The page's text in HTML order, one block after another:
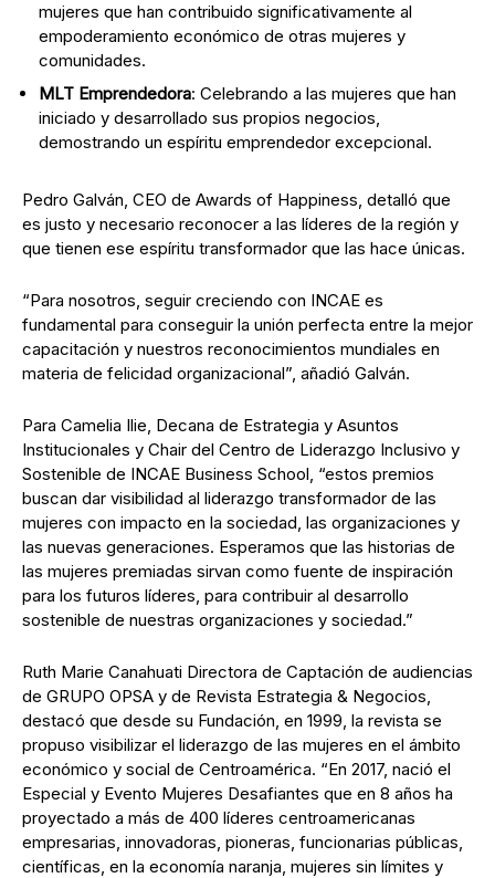
mujeres que han contribuido significativamente al
empoderamiento económico de otras mujeres y
comunidades.
MLT Emprendedora: Celebrando a las mujeres que han
iniciado y desarrollado sus propios negocios,
demostrando un espíritu emprendedor excepcional.
Pedro Galván, CEO de Awards of Happiness, detalló que
es justo y necesario reconocer a las líderes de la región y
que tienen ese espíritu transformador que las hace únicas.
“Para nosotros, seguir creciendo con INCAE es
fundamental para conseguir la unión perfecta entre la mejor
capacitación y nuestros reconocimientos mundiales en
materia de felicidad organizacional”, añadió Galván.
Para Camelia Ilie, Decana de Estrategia y Asuntos
Institucionales y Chair del Centro de Liderazgo Inclusivo y
Sostenible de INCAE Business School, “estos premios
buscan dar visibilidad al liderazgo transformador de las
mujeres con impacto en la sociedad, las organizaciones y
las nuevas generaciones. Esperamos que las historias de
las mujeres premiadas sirvan como fuente de inspiración
para los futuros líderes, para contribuir al desarrollo
sostenible de nuestras organizaciones y sociedad.”
Ruth Marie Canahuati Directora de Captación de audiencias
de GRUPO OPSA y de Revista Estrategia & Negocios,
destacó que desde su Fundación, en 1999, la revista se
propuso visibilizar el liderazgo de las mujeres en el ámbito
económico y social de Centroamérica. “En 2017, nació el
Especial y Evento Mujeres Desafiantes que en 8 años ha
proyectado a más de 400 líderes centroamericanas
empresarias, innovadoras, pioneras, funcionarias públicas,
científicas, en la economía naranja, mujeres sin límites y